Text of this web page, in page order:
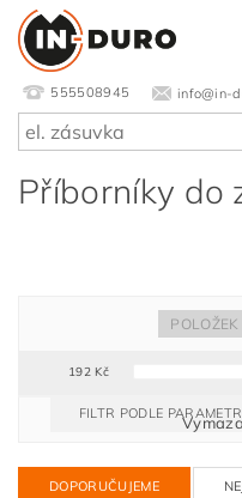
555508945 info@in-
Příborníky do
192Kč
FILTR PODLE
DOPORUČUJEME